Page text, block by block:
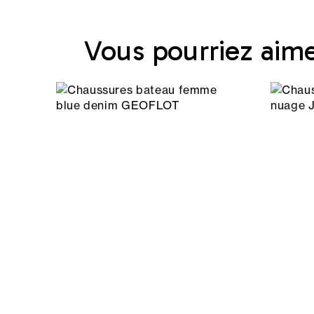
Vous pourriez